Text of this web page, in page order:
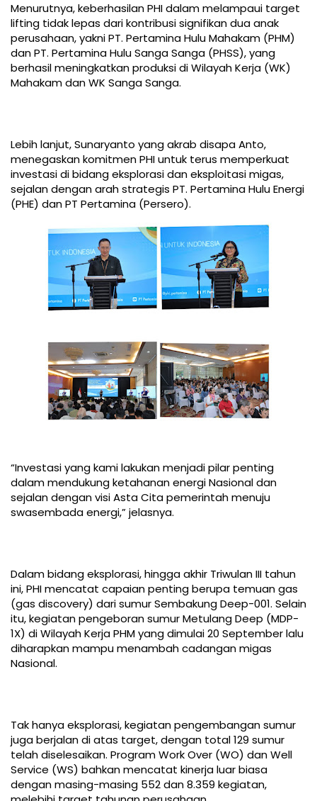
Menurutnya, keberhasilan PHI dalam melampaui target
lifting tidak lepas dari kontribusi signifikan dua anak
perusahaan, yakni PT. Pertamina Hulu Mahakam (PHM)
dan PT. Pertamina Hulu Sanga Sanga (PHSS), yang
berhasil meningkatkan produksi di Wilayah Kerja (WK)
Mahakam dan WK Sanga Sanga.
Lebih lanjut, Sunaryanto yang akrab disapa Anto,
menegaskan komitmen PHI untuk terus memperkuat
investasi di bidang eksplorasi dan eksploitasi migas,
sejalan dengan arah strategis PT. Pertamina Hulu Energi
(PHE) dan PT Pertamina (Persero).
“Investasi yang kami lakukan menjadi pilar penting
dalam mendukung ketahanan energi Nasional dan
sejalan dengan visi Asta Cita pemerintah menuju
swasembada energi,” jelasnya.
Dalam bidang eksplorasi, hingga akhir Triwulan III tahun
ini, PHI mencatat capaian penting berupa temuan gas
(gas discovery) dari sumur Sembakung Deep-001. Selain
itu, kegiatan pengeboran sumur Metulang Deep (MDP-
1X) di Wilayah Kerja PHM yang dimulai 20 September lalu
diharapkan mampu menambah cadangan migas
Nasional.
Tak hanya eksplorasi, kegiatan pengembangan sumur
juga berjalan di atas target, dengan total 129 sumur
telah diselesaikan. Program Work Over (WO) dan Well
Service (WS) bahkan mencatat kinerja luar biasa
dengan masing-masing 552 dan 8.359 kegiatan,